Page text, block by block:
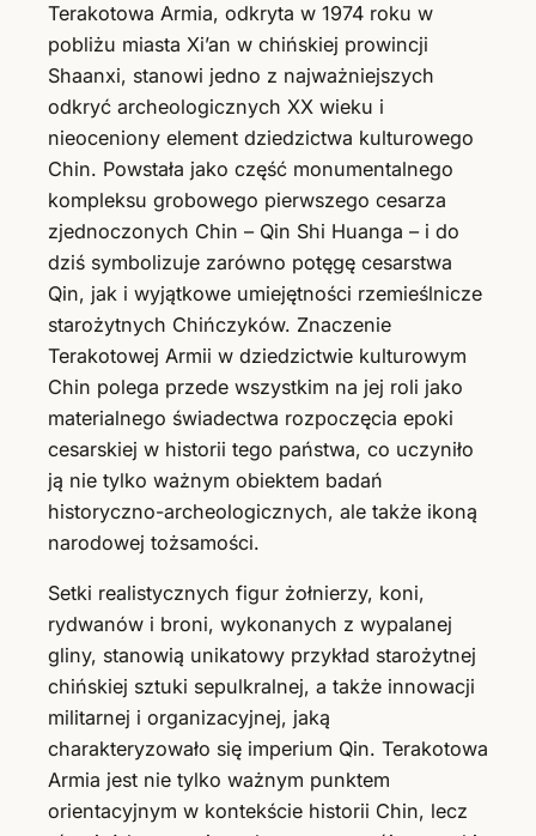
Terakotowa Armia, odkryta w 1974 roku w
pobliżu miasta Xi’an w chińskiej prowincji
Shaanxi, stanowi jedno z najważniejszych
odkryć archeologicznych XX wieku i
nieoceniony element dziedzictwa kulturowego
Chin. Powstała jako część monumentalnego
kompleksu grobowego pierwszego cesarza
zjednoczonych Chin – Qin Shi Huanga – i do
dziś symbolizuje zarówno potęgę cesarstwa
Qin, jak i wyjątkowe umiejętności rzemieślnicze
starożytnych Chińczyków. Znaczenie
Terakotowej Armii w dziedzictwie kulturowym
Chin polega przede wszystkim na jej roli jako
materialnego świadectwa rozpoczęcia epoki
cesarskiej w historii tego państwa, co uczyniło
ją nie tylko ważnym obiektem badań
historyczno-archeologicznych, ale także ikoną
narodowej tożsamości.
Setki realistycznych figur żołnierzy, koni,
rydwanów i broni, wykonanych z wypalanej
gliny, stanowią unikatowy przykład starożytnej
chińskiej sztuki sepulkralnej, a także innowacji
militarnej i organizacyjnej, jaką
charakteryzowało się imperium Qin. Terakotowa
Armia jest nie tylko ważnym punktem
orientacyjnym w kontekście historii Chin, lecz